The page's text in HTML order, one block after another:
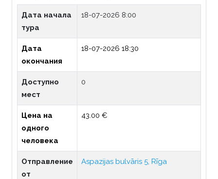
Дата начала
тура
18-07-2026 8:00
Дата
окончания
18-07-2026 18:30
Доступно
мест
0
Цена на
одного
человека
43.00 €
Отправление
от
Aspazijas bulvāris 5, Rīga